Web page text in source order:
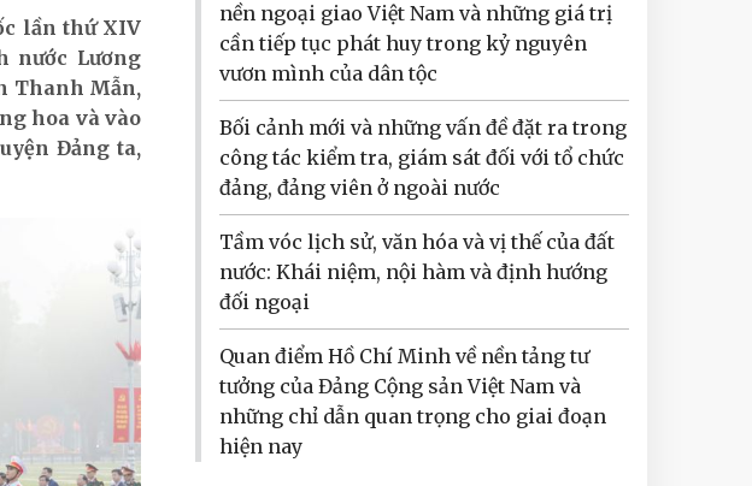
lần thứ XIV
nước Lương
Thanh Mẫn,
hoa và vào
Đảng ta,
nền ngoại giao Việt Nam và những giá trị
cần tiếp tục phát huy trong kỷ nguyên
vươn mình của dân tộc
Bối cảnh mới và những vấn đề đặt ra trong
công tác kiểm tra, giám sát đối với tổ chức
đảng, đảng viên ở ngoài nước
Tầm vóc lịch sử, văn hóa và vị thế của đất
nước: Khái niệm, nội hàm và định hướng
đối ngoại
Quan điểm Hồ Chí Minh về nền tảng tư
tưởng của Đảng Cộng sản Việt Nam và
những chỉ dẫn quan trọng cho giai đoạn
hiện nay